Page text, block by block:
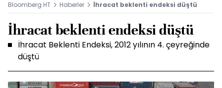
Bloomberg HT Haberler İhracat beklenti endeksi düştü
İhracat beklenti endeksi düştü
İhracat Beklenti Endeksi, 2012 yılının 4. çeyreğinde
düştü